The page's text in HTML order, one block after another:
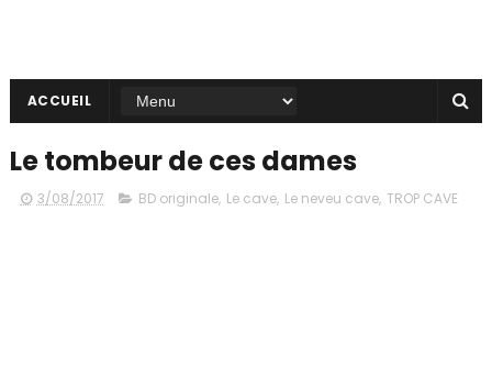
ACCUEIL
Le tombeur de ces dames
3/08/2017 BD originale, Le cave, Le neveu cave, TROP CAVE